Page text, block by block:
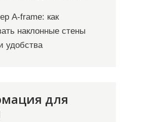
A-frame: как
наклонные стены
удобства
для